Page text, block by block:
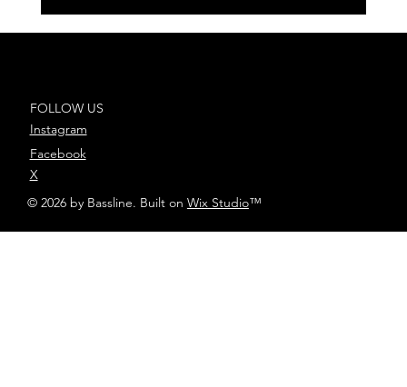
FOLLOW US
Instagram
Facebook
X
© 2026 by Bassline. Built on Wix Studio™